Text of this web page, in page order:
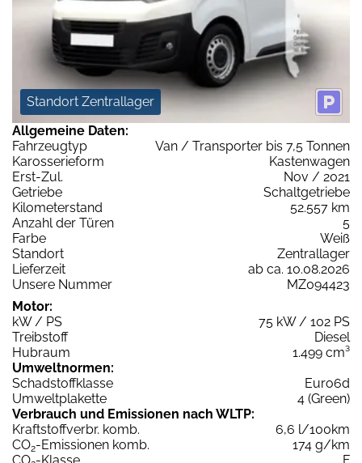
Standort Zentrallager
Allgemeine Daten:
Fahrzeugtyp
Van / Transporter bis 7,5 Tonnen
Karosserieform
Kastenwagen
Erst-Zul.
Nov / 2021
Getriebe
Schaltgetriebe
Kilometerstand
52.557 km
Anzahl der Türen
5
Farbe
Weiß
Standort
Zentrallager
Lieferzeit
ab ca. 10.08.2026
Unsere Nummer
MZ094423
Motor:
kW / PS
75 kW / 102 PS
Treibstoff
Diesel
Hubraum
1.499 cm³
Umweltnormen:
Schadstoffklasse
Euro6d
Umweltplakette
4 (Green)
Verbrauch und Emissionen nach WLTP:
Kraftstoffverbr. komb.
6,6 l/100km
CO2-Emissionen komb.
174 g/km
CO -Klasse F